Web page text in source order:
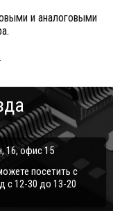
и аналоговыми
16, офис 15
посетить с
с 12-30 до 13-20